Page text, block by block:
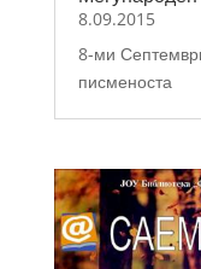
8.09.2015
8-ми
писменоста